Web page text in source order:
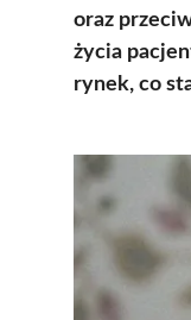
oraz
życia
rynek, co